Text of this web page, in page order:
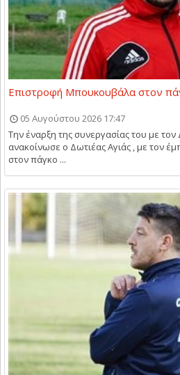
Επιστροφή Μπουκουβάλα στον
05 Αυγούστου 2026 17:47
Την έναρξη της συνεργασίας του με
ανακοίνωσε ο Δωτιέας Αγιάς , με τον
στον πάγκο ...